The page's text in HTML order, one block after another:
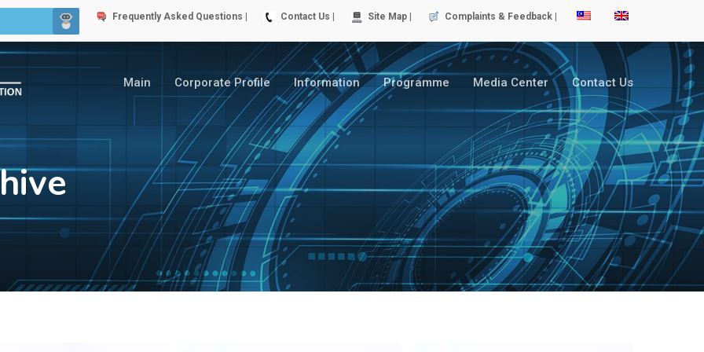
Frequently Asked Questions | Contact Us | Site Map | Complaints & Feedback |
Main Corporate Profile Information Programme Media Center Contact Us